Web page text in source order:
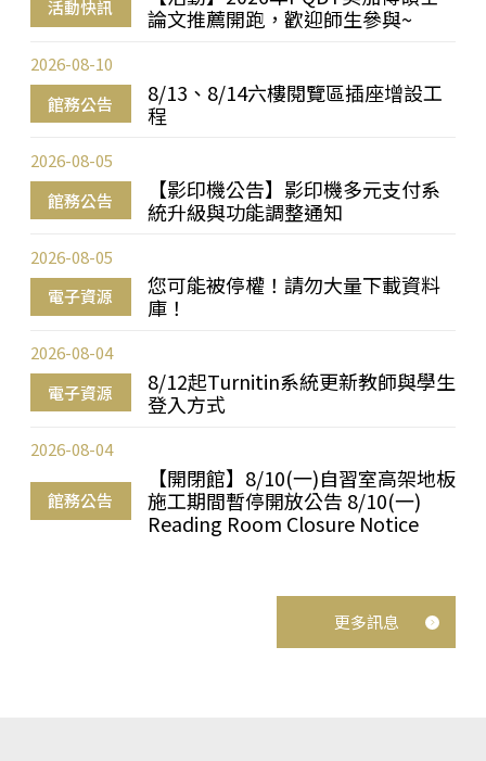
活動快訊
論文推薦開跑，歡迎師生參與~
館務公告
8/13、8/14六樓閱覽區插座增設工
程
2026-08-10
館務公告
【影印機公告】影印機多元支付系
統升級與功能調整通知
2026-08-05
電子資源
您可能被停權！請勿大量下載資料
庫！
2026-08-05
電子資源
8/12起Turnitin系統更新教師與學生
登入方式
2026-08-04
館務公告
【開閉館】8/10(一)自習室高架地板
施工期間暫停開放公告 8/10(一)
Reading Room Closure Notice
2026-08-04
更多訊息